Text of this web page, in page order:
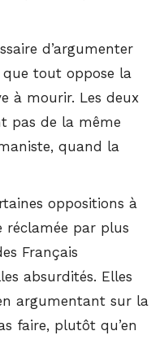
d’argumenter
tout oppose la
à mourir. Les deux
pas de la même
quand la
oppositions à
réclamée par plus
Français
absurdités. Elles
argumentant sur la
faire, plutôt qu’en